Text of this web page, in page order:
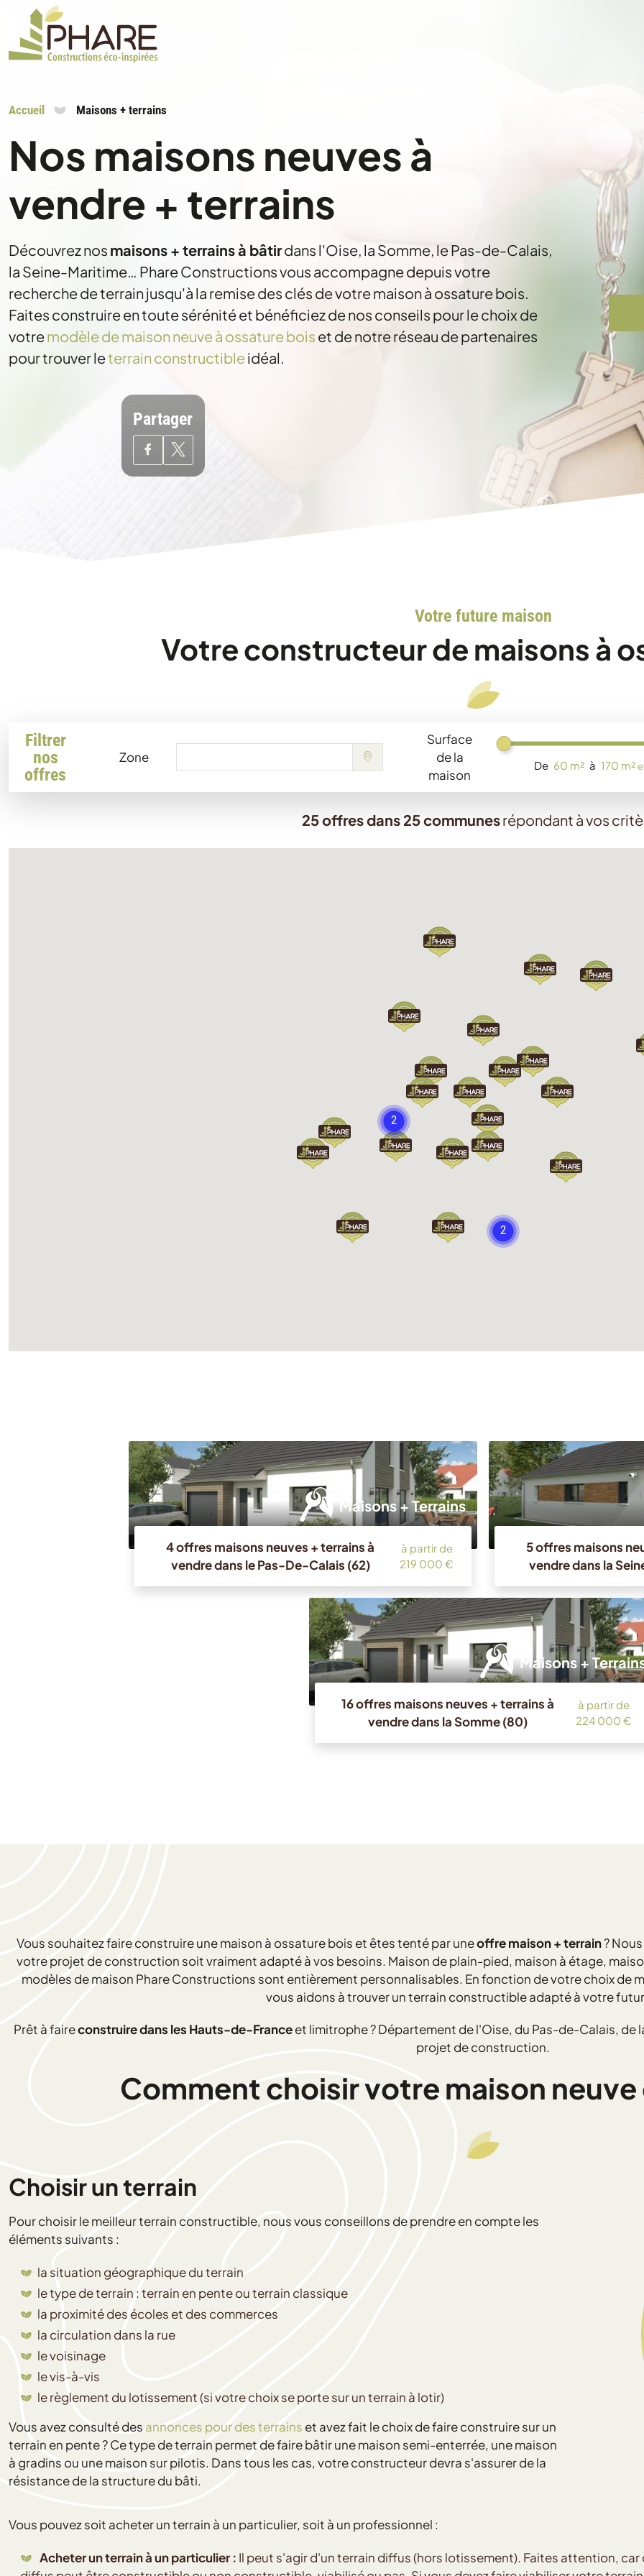
Accueil Maisons + terrains
Nos maisons neuves à
vendre + terrains
Découvrez nos maisons + terrains à bâtirdans l'Oise, la Somme, le Pas-de-Calais,
la Seine-Maritime… Phare Constructions vous accompagne depuis votre
recherche de terrain jusqu'à la remise des clés de votre maison à ossature bois.
Faites construire en toute sérénité et bénéficiez de nos conseils pour le choix de
votremodèle de maison neuve à ossature bois et de notre réseau de partenaires
pour trouver leterrain constructibleidéal.
Partager
Votre future maison
Votre constructeur de maisons à
Filtrer
nos
offres
Chargement...
Zone
Surface
de la
maison
De 60 m² à 170 m²
25 offres dans 25 communesrépondant à vos
Chargement...
Maisons + Terrains
4 offres maisons neuves + terrains à
vendre dans le Pas-De-Calais (62)
à partir de
219 000 €
5 offres maisons
vendre dans la
Maisons +
16 offres maisons neuves + terrains à
vendre dans la Somme (80)
à partir de
224 000 €
Vous souhaitez faire construire une maison à ossature bois et êtes tenté par uneoffre maison + terrain?
votre projet de construction soit vraiment adapté à vos besoins. Maison de plain-pied, maison à étage,
modèles de maison Phare Constructions sont entièrement personnalisables. En fonction de votre choix de
vous aidons à trouver un terrain constructible adapté à votre
Prêt à faireconstruire dans les Hauts-de-Franceet limitrophe ? Département de l'Oise, du Pas-de-Calais,
projet de construction.
Comment choisir votre maison neuve
Choisir un terrain
Pour choisir le meilleur terrain constructible, nous vous conseillons de prendre en compte les
éléments suivants :
la situation géographique du terrain
le type de terrain : terrain en pente ou terrain classique
la proximité des écoles et des commerces
la circulation dans la rue
le voisinage
le vis-à-vis
le règlement du lotissement (si votre choix se porte sur un terrain à lotir)
Vous avez consulté des annonces pour des terrains et avez fait le choix de faire construire sur un
terrain en pente ? Ce type de terrain permet de faire bâtir une maison semi-enterrée, une maison
à gradins ou une maison sur pilotis. Dans tous les cas, votre constructeur devra s'assurer de la
résistance de la structure du bâti.
Vous pouvez soit acheter un terrain à un particulier, soit à un professionnel :
Acheter un terrain à un particulier : Il peut s'agir d'un terrain diffus (hors lotissement). Faites attention,